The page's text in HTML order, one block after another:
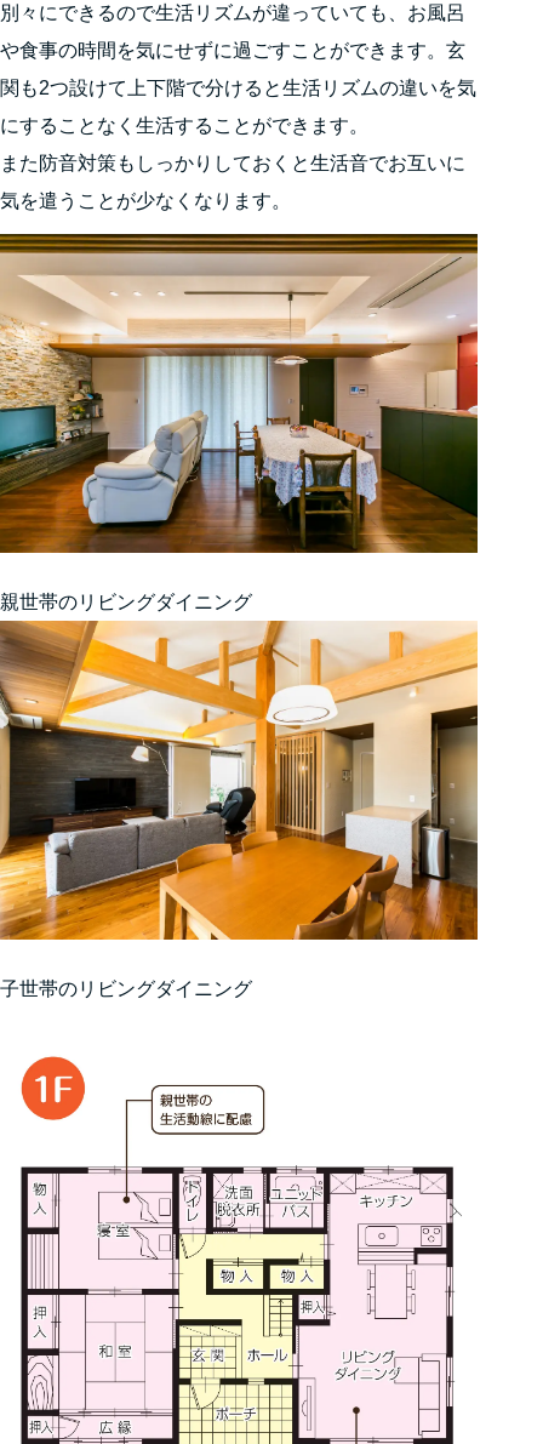
別々にできるので生活リズムが違っていても、お風呂
や食事の時間を気にせずに過ごすことができます。玄
関も2つ設けて上下階で分けると生活リズムの違いを気
にすることなく生活することができます。
また防音対策もしっかりしておくと生活音でお互いに
気を遣うことが少なくなります。
親世帯のリビングダイニング
子世帯のリビングダイニング